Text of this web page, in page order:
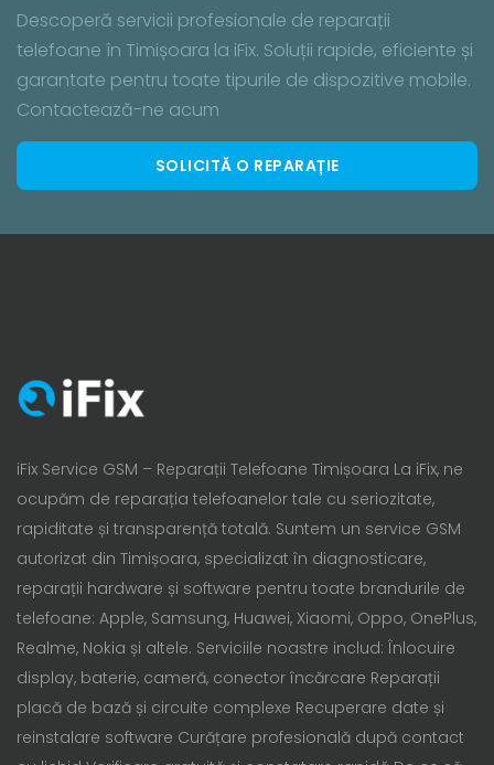
Descoperă servicii profesionale de reparații
telefoane în Timișoara la iFix. Soluții rapide, eficiente și
garantate pentru toate tipurile de dispozitive mobile.
Contactează-ne acum
SOLICITĂ O REPARAȚIE
iFix Service GSM – Reparații Telefoane Timișoara La iFix, ne
ocupăm de reparația telefoanelor tale cu seriozitate,
rapiditate și transparență totală. Suntem un service GSM
autorizat din Timișoara, specializat în diagnosticare,
reparații hardware și software pentru toate brandurile de
telefoane: Apple, Samsung, Huawei, Xiaomi, Oppo, OnePlus,
Realme, Nokia și altele. Serviciile noastre includ: Înlocuire
display, baterie, cameră, conector încărcare Reparații
placă de bază și circuite complexe Recuperare date și
reinstalare software Curățare profesională după contact